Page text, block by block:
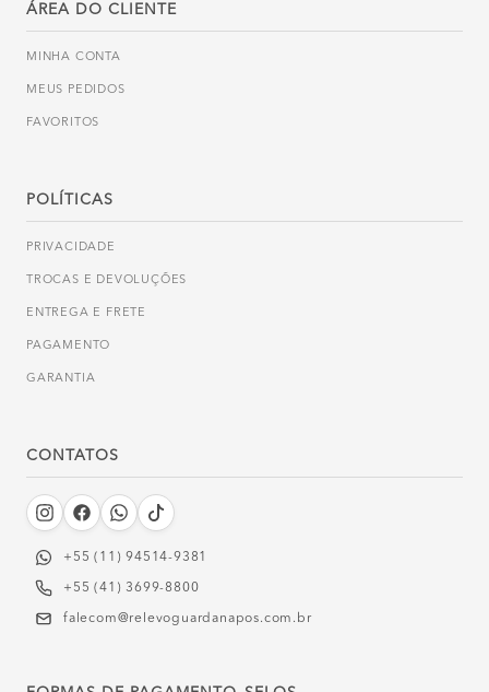
ÁREA DO CLIENTE
MINHA CONTA
MEUS PEDIDOS
FAVORITOS
POLÍTICAS
PRIVACIDADE
TROCAS E DEVOLUÇÕES
ENTREGA E FRETE
PAGAMENTO
GARANTIA
CONTATOS
+55 (11) 94514-9381‬
+55 (41) 3699-8800
falecom@relevoguardanapos.com.br